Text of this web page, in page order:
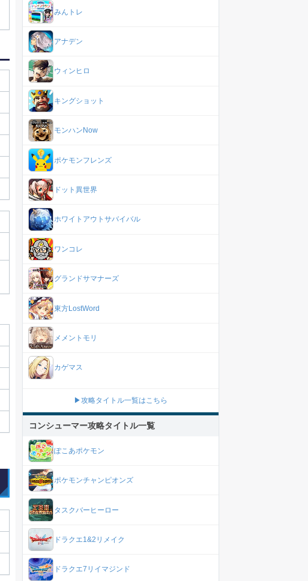
みんトレ
アナデン
ウィンヒロ
キングショット
モンハンNow
ポケモンフレンズ
ドット異世界
ホワイトアウトサバイバル
ワンコレ
グランドサマナーズ
東方LostWord
メメントモリ
カゲマス
▶攻略タイトル一覧はこちら
コンシューマー攻略タイトル一覧
ぽこあポケモン
ポケモンチャンピオンズ
タスクバーヒーロー
ドラクエ1&2リメイク
ドラクエ7リイマジンド